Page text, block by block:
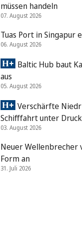
müssen handeln
07. August 2026
Tuas Port in Singapur
06. August 2026
Baltic Hub baut
aus
05. August 2026
Verschärfte
Schifffahrt unter Druck
03. August 2026
Neuer Wellenbrecher
Form an
31. Juli 2026